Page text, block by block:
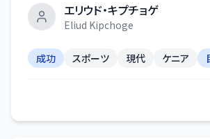
エリウド・キプチョゲ
Eliud Kipchoge
成功 スポーツ 現代 ケニア